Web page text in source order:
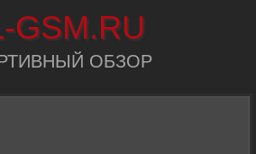
GSM.RU
ОБЗОР